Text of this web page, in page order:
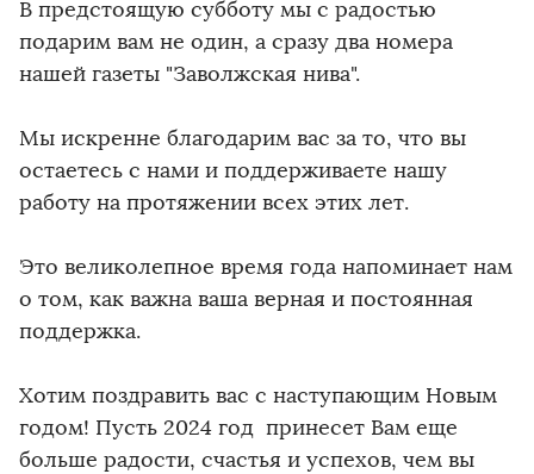
В предстоящую субботу мы с радостью
подарим вам не один, а сразу два номера
нашей газеты "Заволжская нива".
Мы искренне благодарим вас за то, что вы
остаетесь с нами и поддерживаете нашу
работу на протяжении всех этих лет.
Это великолепное время года напоминает нам
о том, как важна ваша верная и постоянная
поддержка.
Хотим поздравить вас с наступающим Новым
годом! Пусть 2024 год принесет Вам еще
больше радости, счастья и успехов, чем вы